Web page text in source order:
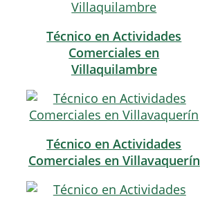
Técnico en Actividades
Comerciales en
Villaquilambre
Técnico en Actividades
Comerciales en Villavaquerín